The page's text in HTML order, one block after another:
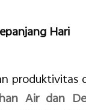
Hari
Air dan